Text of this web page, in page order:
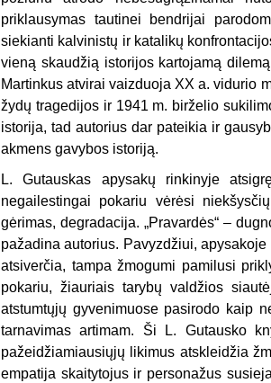
priklausymas tautinei bendrijai
siekianti kalvinistų ir katalikų
vieną skaudžią istorijos kartojamą
Martinkus atvirai vaizduoja XX a. vidurio
žydų tragedijos ir 1941 m. birželio
istorija, tad autorius dar pateikia ir
akmens gavybos istoriją.
L. Gutauskas apysakų rinkinyje
negailestingai pokariu vėrėsi
gėrimas, degradacija. „Pravardės“ –
pažadina autorius. Pavyzdžiui,
atsiverčia, tampa žmogumi pamilusi
pokariu, žiauriais tarybų valdžios
atstumtųjų gyvenimuose pasirodo kaip
tarnavimas artimam. Ši L. Gutausko
pažeidžiamiausiųjų likimus atskleidžia
empatija skaitytojus ir personažus